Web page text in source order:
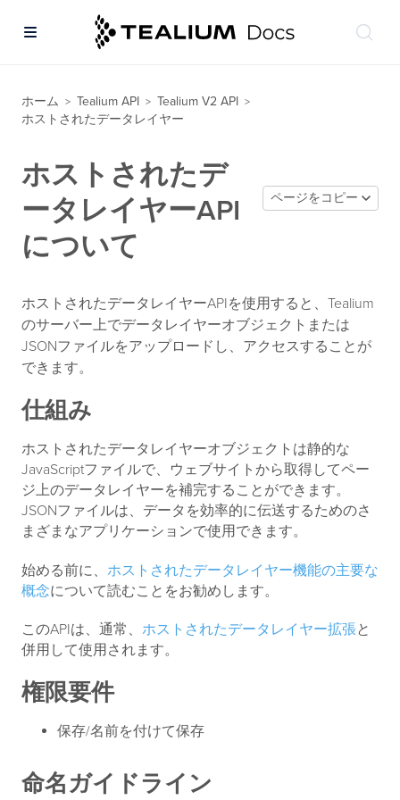
ホーム > Tealium API > Tealium V2 API >
ホストされたデータレイヤー
ホストされたデ
ータレイヤーAPI
について
ページをコピー
ホストされたデータレイヤーAPIを使用すると、Tealium
のサーバー上でデータレイヤーオブジェクトまたは
JSONファイルをアップロードし、アクセスすることが
できます。
仕組み
ホストされたデータレイヤーオブジェクトは静的な
JavaScriptファイルで、ウェブサイトから取得してペー
ジ上のデータレイヤーを補完することができます。
JSONファイルは、データを効率的に伝送するためのさ
まざまなアプリケーションで使用できます。
始める前に、 ホストされたデータレイヤー機能の主要な
概念について読むことをお勧めします。
このAPIは、通常、 ホストされたデータレイヤー拡張と
併用して使用されます。
権限要件
保存/名前を付けて保存
命名ガイドライン